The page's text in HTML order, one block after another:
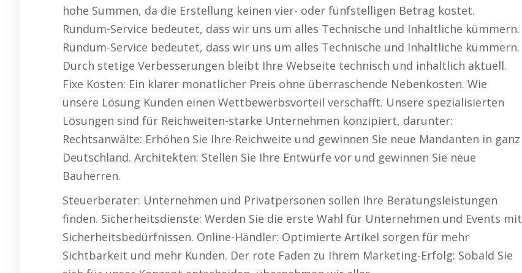
hohe Summen, da die Erstellung keinen vier- oder fünfstelligen Betrag kostet.
Rundum-Service bedeutet, dass wir uns um alles Technische und Inhaltliche kümmern.
Rundum-Service bedeutet, dass wir uns um alles Technische und Inhaltliche kümmern.
Durch stetige Verbesserungen bleibt Ihre Webseite technisch und inhaltlich aktuell.
Fixe Kosten: Ein klarer monatlicher Preis ohne überraschende Nebenkosten. Wie
unsere Lösung Kunden einen Wettbewerbsvorteil verschafft. Unsere spezialisierten
Lösungen sind für Reichweiten-starke Unternehmen konzipiert, darunter:
Rechtsanwälte: Erhöhen Sie Ihre Reichweite und gewinnen Sie neue Mandanten in ganz
Deutschland. Architekten: Stellen Sie Ihre Entwürfe vor und gewinnen Sie neue
Bauherren.
Steuerberater: Unternehmen und Privatpersonen sollen Ihre Beratungsleistungen
finden. Sicherheitsdienste: Werden Sie die erste Wahl für Unternehmen und Events mit
Sicherheitsbedürfnissen. Online-Händler: Optimierte Artikel sorgen für mehr
Sichtbarkeit und mehr Kunden. Der rote Faden zu Ihrem Marketing-Erfolg: Sobald Sie